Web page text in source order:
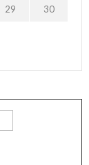
29 30